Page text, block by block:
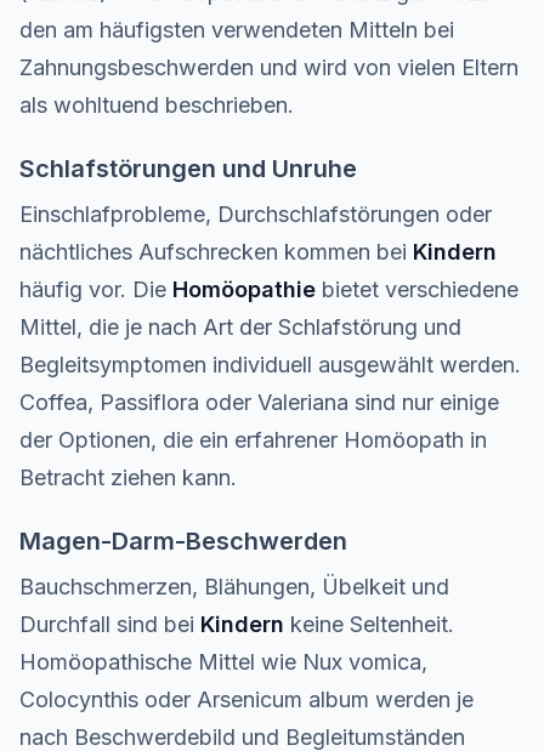
den am häufigsten verwendeten Mitteln bei
Zahnungsbeschwerden und wird von vielen Eltern
als wohltuend beschrieben.
Schlafstörungen und Unruhe
Einschlafprobleme, Durchschlafstörungen oder
nächtliches Aufschrecken kommen bei Kindern
häufig vor. Die Homöopathie bietet verschiedene
Mittel, die je nach Art der Schlafstörung und
Begleitsymptomen individuell ausgewählt werden.
Coffea, Passiflora oder Valeriana sind nur einige
der Optionen, die ein erfahrener Homöopath in
Betracht ziehen kann.
Magen-Darm-Beschwerden
Bauchschmerzen, Blähungen, Übelkeit und
Durchfall sind bei Kindern keine Seltenheit.
Homöopathische Mittel wie Nux vomica,
Colocynthis oder Arsenicum album werden je
nach Beschwerdebild und Begleitumständen